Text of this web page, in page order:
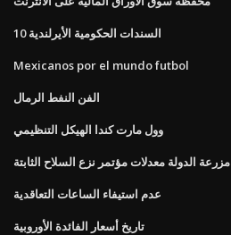
10 السندات الحكومية الأيرلندية
Mexicanos por el mundo futbol
الفن النفط الرمال
وول مارت كندا الهيكل التنظيمي
مزرعة الدولة معدلات مؤتمر نزع السلاح الثابتة
عدم استيفاء الساعات التعاقدية
تاريخ أسعار الفائدة الأوروبية